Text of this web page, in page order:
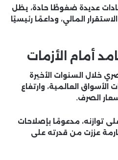
عديدة ضغوطًا حادة، يظل
المالي، وداعمًا رئيسيًا
أمام الأزمات
خلال السنوات الأخيرة
الأسواق العالمية، وارتفاع
الصرف.
توازنه، مدعومًا بإصلاحات
عززت من قدرته على